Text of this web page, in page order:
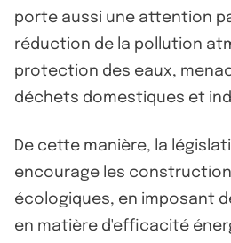
porte aussi une attention
réduction de la pollution
protection des eaux,
déchets domestiques et
De cette manière, la
encourage les
écologiques, en imposant
en matière d'efficacité